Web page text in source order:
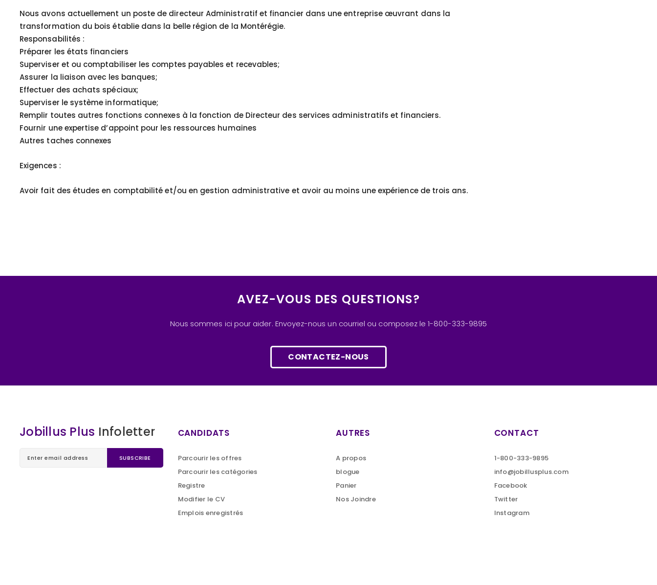
Nous avons actuellement un poste de directeur Administratif et financier dans une entreprise œuvrant dans la
transformation du bois établie dans la belle région de la Montérégie.
Responsabilités :
Préparer les états financiers
Superviser et ou comptabiliser les comptes payables et recevables;
Assurer la liaison avec les banques;
Effectuer des achats spéciaux;
Superviser le système informatique;
Remplir toutes autres fonctions connexes à la fonction de Directeur des services administratifs et financiers.
Fournir une expertise d’appoint pour les ressources humaines
Autres taches connexes
Exigences :
Avoir fait des études en comptabilité et/ou en gestion administrative et avoir au moins une expérience de trois ans.
AVEZ-VOUS DES QUESTIONS?
Nous sommes ici pour aider. Envoyez-nous un courriel ou composez le 1-800-333-9895
CONTACTEZ-NOUS
Jobillus Plus Infoletter CANDIDATS
Parcourir les offres
Parcourir les catégories
Registre
Modifier le CV
Emplois enregistrés
AUTRES
A propos
blogue
Panier
Nos Joindre
CONTACT
1-800-333-9895
info@jobillusplus.com
Facebook
Twitter
Instagram